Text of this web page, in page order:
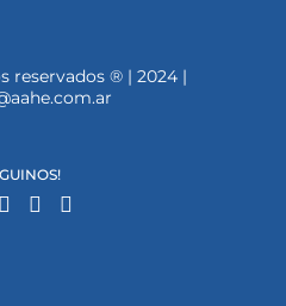
reservados ® | 2024 |